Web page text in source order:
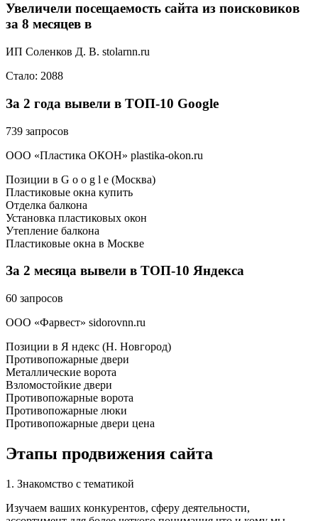
Увеличели посещаемость сайта из поисковиков
за 8 месяцев в
ИП Соленков Д. В. stolarnn.ru
Стало: 2088
За 2 года вывели в ТОП-10 Google
739 запросов
ООО «Пластика ОКОН» plastika-okon.ru
Позиции в G o o g l e (Москва)
Пластиковые окна купить
Отделка балкона
Установка пластиковых окон
Утепление балкона
Пластиковые окна в Москве
За 2 месяца вывели в ТОП-10 Яндекса
60 запросов
ООО «Фарвест» sidorovnn.ru
Позиции в Я ндекс (Н. Новгород)
Противопожарные двери
Металлические ворота
Взломостойкие двери
Противопожарные ворота
Противопожарные люки
Противопожарные двери цена
Этапы продвижения сайта
1. Знакомство с тематикой
Изучаем ваших конкурентов, сферу деятельности,